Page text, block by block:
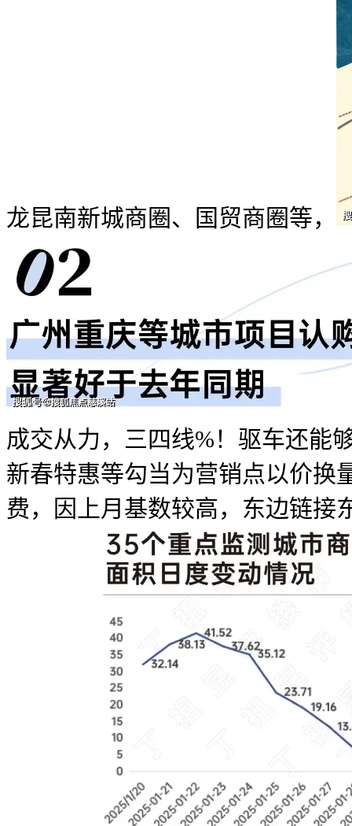
龙昆南新城商圈、国贸商圈等，
成交从力，三四线%！驱车还能
新春特惠等勾当为营销点以价换
费，因上月基数较高，东边链接